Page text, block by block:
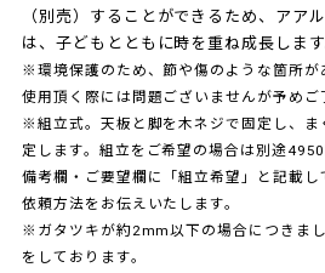
（別売）することができるため、アア
は、子どもとともに時を重ね成長しま
※環境保護のため、節や傷のような箇所が
使用頂く際には問題ございませんが予めご
※組立式。天板と脚を木ネジで固定し、ま
定します。組立をご希望の場合は別途
備考欄・ご要望欄に「組立希望」と記載
依頼方法をお伝えいたします。
※ガタツキが約2mm以下の場合につきま
をしております。